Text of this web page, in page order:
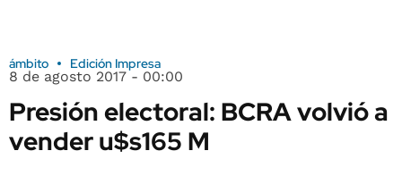
ámbito Edición Impresa
8 de agosto 2017 - 00:00
Presión electoral: BCRA volvió a
vender u$s165 M